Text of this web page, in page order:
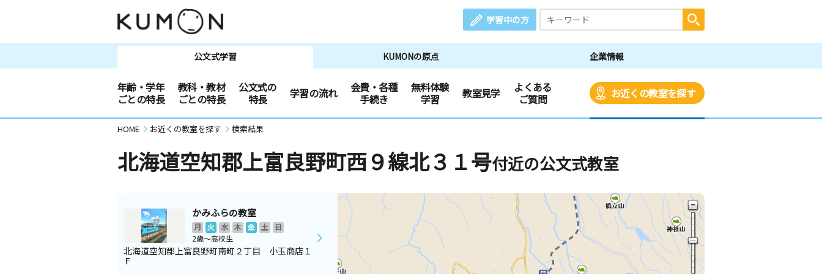
学習中の方
公文式学習 KUMONの原点 企業情報
年齢・学年
ごとの特長
教科・教材
ごとの特長
公文式の
特長
学習の流れ
会費・各種
手続き
無料体験
学習
教室見学
よくある
ご質問
お近くの教室を探す
HOME お近くの教室を探す 検索結果
北海道空知郡上富良野町西９線北３１号付近の公文式教室
かみふらの教室
月 火 水 木 金 土
日
2歳～高校生
北海道空知郡上富良野町南町２丁目 小玉商店１
Ｆ